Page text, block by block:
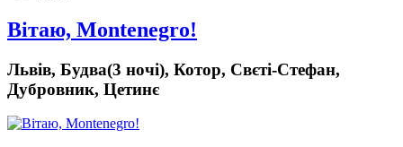
Вітаю, Montenegro!
Львів, Будва(3 ночі), Котор, Свєті-Стефан,
Дубровник, Цетинє